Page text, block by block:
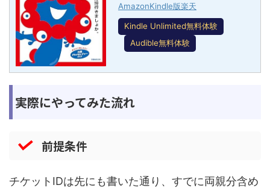
AmazonKindle版楽天
Kindle Unlimited無料体験
Audible無料体験
実際にやってみた流れ
前提条件
チケットIDは先にも書いた通り、すでに両親分含め